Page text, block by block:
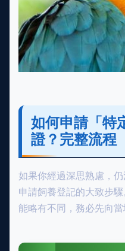
如何申請「特
證？完整流程
如果你經過深思熟慮，
申請飼養登記的大致步
能略有不同，務必先向當